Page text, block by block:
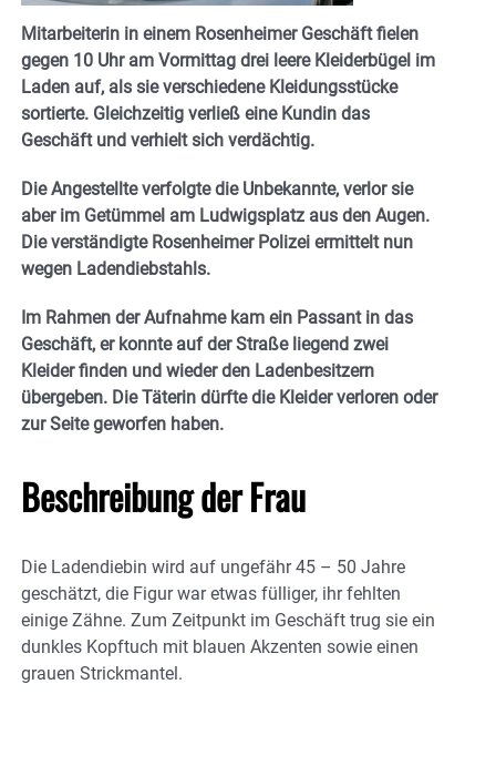
Mitarbeiterin in einem Rosenheimer Geschäft fielen
gegen 10 Uhr am Vormittag drei leere Kleiderbügel im
Laden auf, als sie verschiedene Kleidungsstücke
sortierte. Gleichzeitig verließ eine Kundin das
Geschäft und verhielt sich verdächtig.
Die Angestellte verfolgte die Unbekannte, verlor sie
aber im Getümmel am Ludwigsplatz aus den Augen.
Die verständigte Rosenheimer Polizei ermittelt nun
wegen Ladendiebstahls.
Im Rahmen der Aufnahme kam ein Passant in das
Geschäft, er konnte auf der Straße liegend zwei
Kleider finden und wieder den Ladenbesitzern
übergeben. Die Täterin dürfte die Kleider verloren oder
zur Seite geworfen haben.
Beschreibung der Frau
Die Ladendiebin wird auf ungefähr 45 – 50 Jahre
geschätzt, die Figur war etwas fülliger, ihr fehlten
einige Zähne. Zum Zeitpunkt im Geschäft trug sie ein
dunkles Kopftuch mit blauen Akzenten sowie einen
grauen Strickmantel.